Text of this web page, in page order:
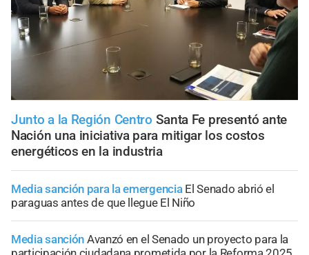
Junto a la Región Centro Santa Fe presentó ante
Nación una iniciativa para mitigar los costos
energéticos en la industria
Media sanción para la emergencia El Senado abrió el
paraguas antes de que llegue El Niño
Media sanción Avanzó en el Senado un proyecto para la